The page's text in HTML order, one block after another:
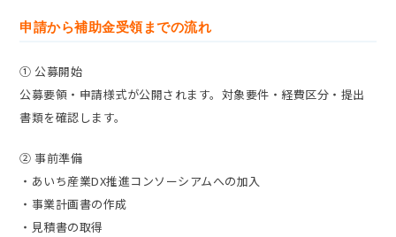
申請から補助金受領までの流れ
① 公募開始
公募要領・申請様式が公開されます。対象要件・経費区分・提出
書類を確認します。
② 事前準備
・あいち産業DX推進コンソーシアムへの加入
・事業計画書の作成
・見積書の取得